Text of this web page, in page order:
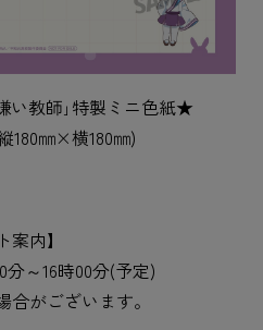
い教師｣特製ミニ色紙★
180㎜×横180㎜)
内】
分～16時00分(予定)
がございます。